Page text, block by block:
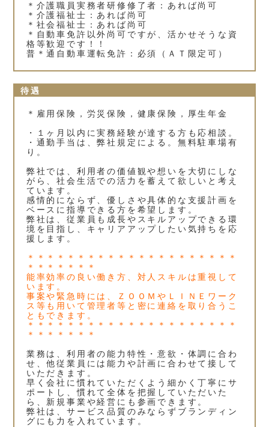
＊介護職員実務者研修修了者：あれば尚可
＊介護福祉士：あれば尚可
＊社会福祉士：あれば尚可
＊自動車免許以外尚可ですが、活かせそうな資
格等歓迎です！！
普＊通自動車運転免許：必須（ＡＴ限定可）
待遇
＊雇用保険，労災保険，健康保険，厚生年金
・１ヶ月以内に実務経験が達する方も応相談。
・通勤手当は、弊社規定による。無料駐車場有
り。
弊社では、利用者の価値観や想いを大切にしな
がら、社会生活での活力を蓄えて欲しいと考え
ています。
感情的にならず、優しさや具体的な支援計画を
ベースに指導できる方を希望します。
弊社は、従業員も成長やスキルアップできる環
境を目指し、キャリアアップしたい気持ちを応
援します。
＊＊＊＊＊＊＊＊＊＊＊＊＊＊＊＊＊＊＊＊＊
＊＊＊＊＊＊＊
能率効率の良い働き方、対人スキルは重視して
います。
事案や緊急時には、ＺＯＯＭやＬＩＮＥワーク
ス等も用いて管理者等と密に連絡を取り合うこ
ともできます。
＊＊＊＊＊＊＊＊＊＊＊＊＊＊＊＊＊＊＊＊＊
＊＊＊＊＊＊＊
業務は、利用者の能力特性・意欲・体調に合わ
せ、他従業員には能力や計画に合わせて接して
いただきます。
早く会社に慣れていただくよう細かく丁寧にサ
ポートし、慣れて全体を把握していただいた
ら、新規事業や経営にも参画できます。
弊社は、サービス品質のみならずブランディン
グにも力を入れています。